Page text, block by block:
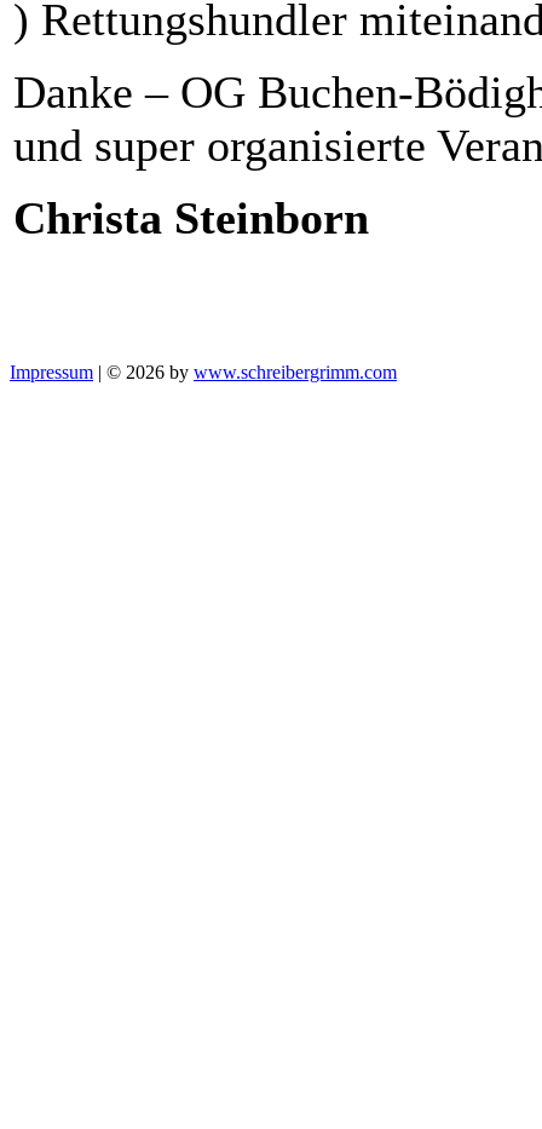
) Rettungshundler
Danke – OG Buchen-
und super organisierte
Christa Steinborn
Impressum | © 2026 by www.schreibergrimm.com